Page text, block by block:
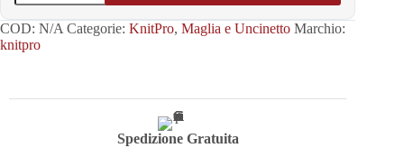
COD: N/A Categorie: KnitPro, Maglia e Uncinetto Marchio:
knitpro
Spedizione Gratuita